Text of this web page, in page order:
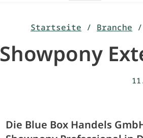
Startseite / Branche /
Showpony
Die Blue Box Handels